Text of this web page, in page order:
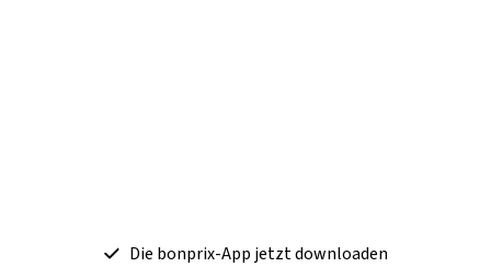
Die bonprix-App jetzt downloaden